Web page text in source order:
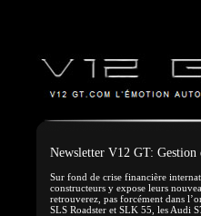
Newsletter V12 GT: Gestion
Sur fond de crise financière
constructeurs y expose leurs
retrouverez, pas forcément dans
SLS Roadster et SLK 55, les Audi